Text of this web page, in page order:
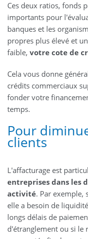
Ces deux ratios, fonds
importants pour
banques et les
propres plus élevé et
faible, votre cote de
Cela vous donne
crédits commerciaux
fonder votre
temps.
Pour
clients
L'affacturage est
entreprises dans les
activité. Par exemple,
elle a besoin de
longs délais de
d'étranglement ou si le